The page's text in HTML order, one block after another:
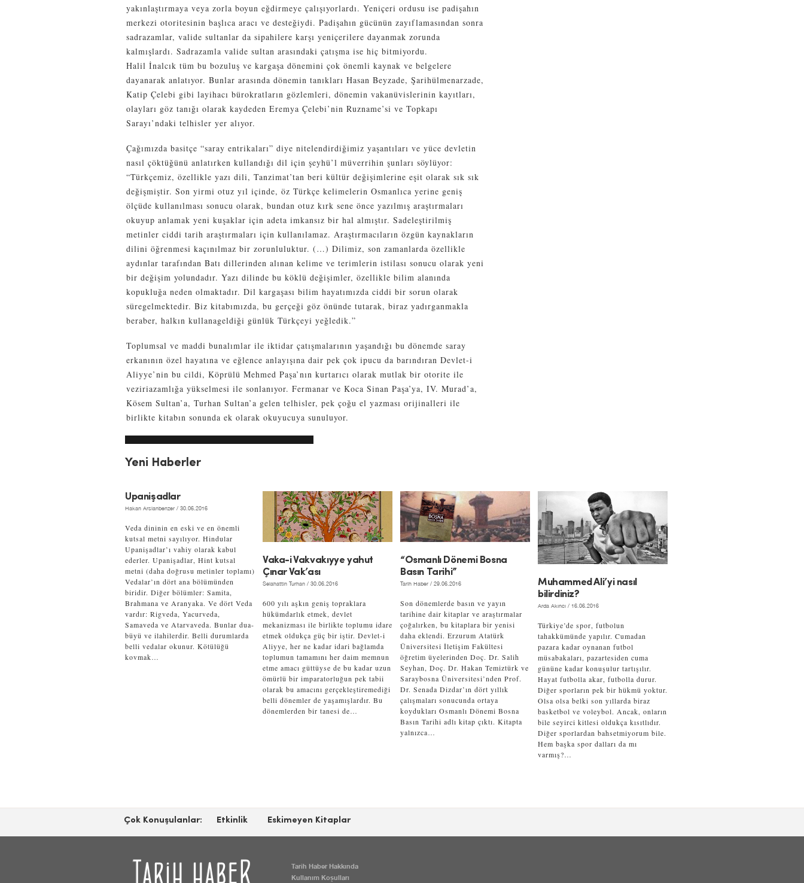
yakınlaştırmaya veya zorla boyun eğdirmeye çalışıyorlardı. Yeniçeri ordusu ise padişahın
merkezi otoritesinin başlıca aracı ve desteğiydi. Padişahın gücünün zayıflamasından sonra
sadrazamlar, valide sultanlar da sipahilere karşı yeniçerilere dayanmak zorunda
kalmışlardı. Sadrazamla valide sultan arasındaki çatışma ise hiç bitmiyordu.
Halil İnalcık tüm bu bozuluş ve kargaşa dönemini çok önemli kaynak ve belgelere
dayanarak anlatıyor. Bunlar arasında dönemin tanıkları Hasan Beyzade, Şarihülmenarzade,
Katip Çelebi gibi layihacı bürokratların gözlemleri, dönemin vakanüvislerinin kayıtları,
olayları göz tanığı olarak kaydeden Eremya Çelebi’nin Ruzname’si ve Topkapı
Sarayı’ndaki telhisler yer alıyor.
Çağımızda basitçe “saray entrikaları” diye nitelendirdiğimiz yaşantıları ve yüce devletin
nasıl çöktüğünü anlatırken kullandığı dil için şeyhü’l müverrihin şunları söylüyor:
“Türkçemiz, özellikle yazı dili, Tanzimat’tan beri kültür değişimlerine eşit olarak sık sık
değişmiştir. Son yirmi otuz yıl içinde, öz Türkçe kelimelerin Osmanlıca yerine geniş
ölçüde kullanılması sonucu olarak, bundan otuz kırk sene önce yazılmış araştırmaları
okuyup anlamak yeni kuşaklar için adeta imkansız bir hal almıştır. Sadeleştirilmiş
metinler ciddi tarih araştırmaları için kullanılamaz. Araştırmacıların özgün kaynakların
dilini öğrenmesi kaçınılmaz bir zorunluluktur. (…) Dilimiz, son zamanlarda özellikle
aydınlar tarafından Batı dillerinden alınan kelime ve terimlerin istilası sonucu olarak yeni
bir değişim yolundadır. Yazı dilinde bu köklü değişimler, özellikle bilim alanında
kopukluğa neden olmaktadır. Dil kargaşası bilim hayatımızda ciddi bir sorun olarak
süregelmektedir. Biz kitabımızda, bu gerçeği göz önünde tutarak, biraz yadırganmakla
beraber, halkın kullanageldiği günlük Türkçeyi yeğledik.”
Toplumsal ve maddi bunalımlar ile iktidar çatışmalarının yaşandığı bu dönemde saray
erkanının özel hayatına ve eğlence anlayışına dair pek çok ipucu da barındıran Devlet-i
Aliyye’nin bu cildi, Köprülü Mehmed Paşa’nın kurtarıcı olarak mutlak bir otorite ile
veziriazamlığa yükselmesi ile sonlanıyor. Fermanar ve Koca Sinan Paşa’ya, IV. Murad’a,
Kösem Sultan’a, Turhan Sultan’a gelen telhisler, pek çoğu el yazması orijinalleri ile
birlikte kitabın sonunda ek olarak okuyucuya sunuluyor.
Yeni Haberler
Upanişadlar
Hakan Arslanbenzer / 30.06.2016
Veda dininin en eski ve en önemli
kutsal metni sayılıyor. Hindular
Upanişadlar’ı vahiy olarak kabul
ederler. Upanişadlar, Hint kutsal
metni (daha doğrusu metinler toplamı)
Vedalar’ın dört ana bölümünden
biridir. Diğer bölümler: Samita,
Brahmana ve Aranyaka. Ve dört Veda
vardır: Rigveda, Yacurveda,
Samaveda ve Atarvaveda. Bunlar dua-
büyü ve ilahilerdir. Belli durumlarda
belli vedalar okunur. Kötülüğü
kovmak…
Vaka-i Vakvakıyye yahut
Çınar Vak’ası
Selahattin Turhan / 30.06.2016
600 yılı aşkın geniş topraklara
hükümdarlık etmek, devlet
mekanizması ile birlikte toplumu idare
etmek oldukça güç bir iştir. Devlet-i
Aliyye, her ne kadar idari bağlamda
toplumun tamamını her daim memnun
etme amacı güttüyse de bu kadar uzun
ömürlü bir imparatorluğun pek tabii
olarak bu amacını gerçekleştiremediği
belli dönemler de yaşamışlardır. Bu
dönemlerden bir tanesi de…
“Osmanlı Dönemi Bosna
Basın Tarihi”
Tarih Haber / 29.06.2016
Son dönemlerde basın ve yayın
tarihine dair kitaplar ve araştırmalar
çoğalırken, bu kitaplara bir yenisi
daha eklendi. Erzurum Atatürk
Üniversitesi İletişim Fakültesi
öğretim üyelerinden Doç. Dr. Salih
Seyhan, Doç. Dr. Hakan Temiztürk ve
Saraybosna Üniversitesi’nden Prof.
Dr. Senada Dizdar’ın dört yıllık
çalışmaları sonucunda ortaya
koydukları Osmanlı Dönemi Bosna
Basın Tarihi adlı kitap çıktı. Kitapta
yalnızca…
Muhammed Ali’yi nasıl
bilirdiniz?
Arda Akıncı / 16.06.2016
Türkiye’de spor, futbolun
tahakkümünde yapılır. Cumadan
pazara kadar oynanan futbol
müsabakaları, pazartesiden cuma
gününe kadar konuşulur tartışılır.
Hayat futbolla akar, futbolla durur.
Diğer sporların pek bir hükmü yoktur.
Olsa olsa belki son yıllarda biraz
basketbol ve voleybol. Ancak, onların
bile seyirci kitlesi oldukça kısıtlıdır.
Diğer sporlardan bahsetmiyorum bile.
Hem başka spor dalları da mı
varmış?…
Çok Konuşulanlar: Etkinlik Eskimeyen Kitaplar
Tarih Haber Hakkında
Kullanım Koşulları